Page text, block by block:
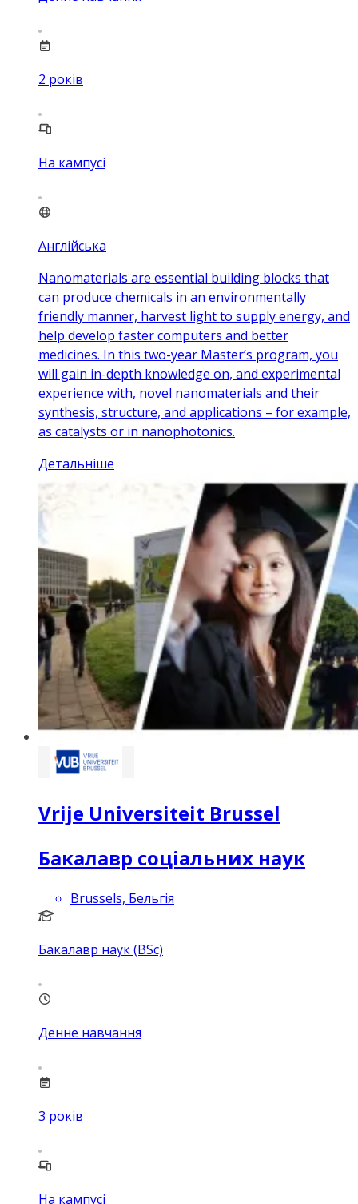
2 років
На кампусі
Англійська
Nanomaterials are essential building blocks that
can produce chemicals in an environmentally
friendly manner, harvest light to supply energy, and
help develop faster computers and better
medicines. In this two-year Master’s program, you
will gain in-depth knowledge on, and experimental
experience with, novel nanomaterials and their
synthesis, structure, and applications – for example,
as catalysts or in nanophotonics.
Детальніше
Vrije Universiteit Brussel
Бакалавр соціальних наук
Brussels, Бельгія
Бакалавр наук (BSc)
Денне навчання
3 років
На кампусі